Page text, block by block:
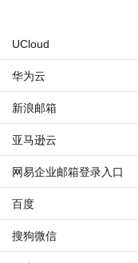
UCloud
华为云
新浪邮箱
亚马逊云
网易企业邮箱登录入口
百度
搜狗微信